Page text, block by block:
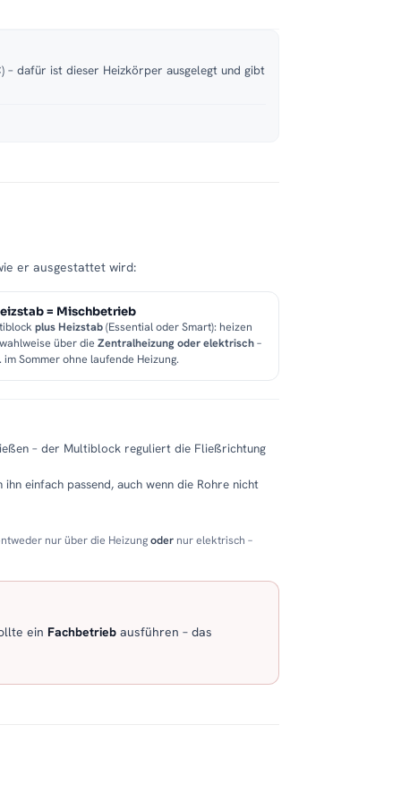
dafür ist dieser Heizkörper ausgelegt und gibt
er ausgestattet wird:
= Mischbetrieb
plus Heizstab(Essential oder Smart): heizen
über die Zentralheizung oder elektrisch–
im Sommer ohne laufende Heizung.
– der Multiblock reguliert die Fließrichtung
einfach passend, auch wenn die Rohre nicht
nur über die Heizungoder nur elektrisch –
ein Fachbetrieb ausführen – das